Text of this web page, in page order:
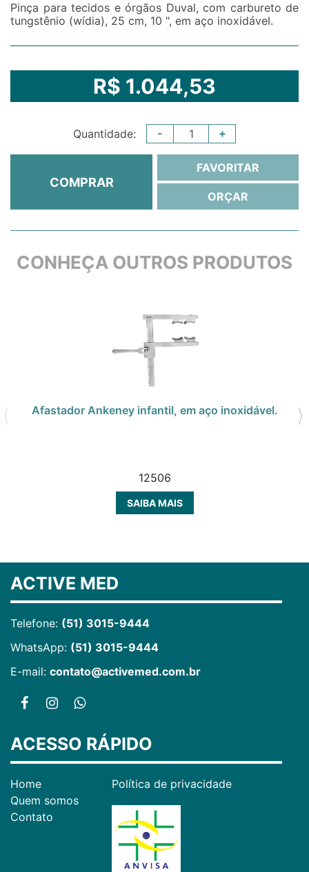
Pinça para tecidos e órgãos Duval, com carbureto de
tungstênio (wídia), 25 cm, 10 ", em aço inoxidável.
R$ 1.044,53
Quantidade: - +
COMPRAR
FAVORITAR
ORÇAR
CONHEÇA OUTROS PRODUTOS
Afastador Ankeney infantil, em aço inoxidável.
12506
SAIBA MAIS
ACTIVE MED
Telefone: (51) 3015-9444
WhatsApp: (51) 3015-9444
E-mail: contato@activemed.com.br
ACESSO RÁPIDO
Home
Quem somos
Contato
Política de privacidade